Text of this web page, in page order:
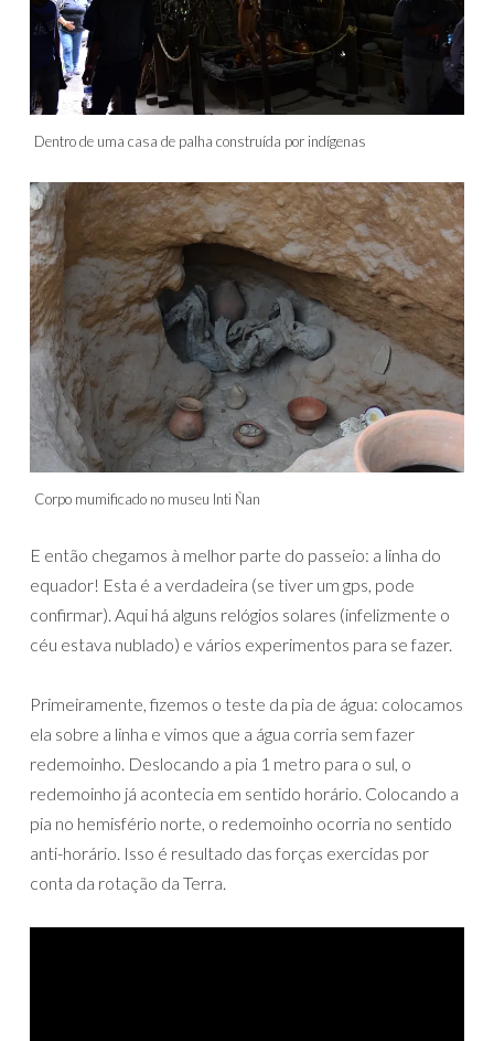
Dentro de uma casa de palha construída por indígenas
Corpo mumificado no museu Inti Ñan
E então chegamos à melhor parte do passeio: a linha do
equador! Esta é a verdadeira (se tiver um gps, pode
confirmar). Aqui há alguns relógios solares (infelizmente o
céu estava nublado) e vários experimentos para se fazer.
Primeiramente, fizemos o teste da pia de água: colocamos
ela sobre a linha e vimos que a água corria sem fazer
redemoinho. Deslocando a pia 1 metro para o sul, o
redemoinho já acontecia em sentido horário. Colocando a
pia no hemisfério norte, o redemoinho ocorria no sentido
anti-horário. Isso é resultado das forças exercidas por
conta da rotação da Terra.